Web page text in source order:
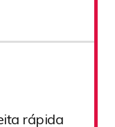
rápida